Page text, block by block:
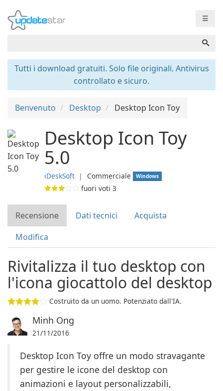
☰
Tutti i download gratuiti. Solo file originali. Antivirus
controllato e sicuro.
Benvenuto Desktop Desktop Icon Toy
Desktop Icon Toy
5.0
iDeskSoft ❘ Commerciale Windows
fuori voti 3
Recensione Dati tecnici
Acquista
Modifica
Rivitalizza il tuo desktop con
l'icona giocattolo del desktop
Costruito da un uomo. Potenziato dall'IA.
Minh Ong
21/11/2016
Desktop Icon Toy offre un modo stravagante
per gestire le icone del desktop con
animazioni e layout personalizzabili,